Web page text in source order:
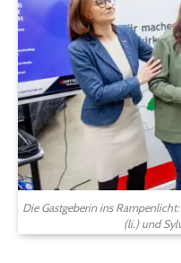
Die Gastgeberin ins
(li.) und